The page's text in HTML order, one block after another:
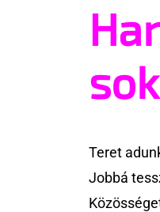
senki sem
műtétek
Teret
Jobbá